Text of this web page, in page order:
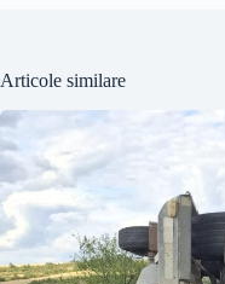
Articole similare